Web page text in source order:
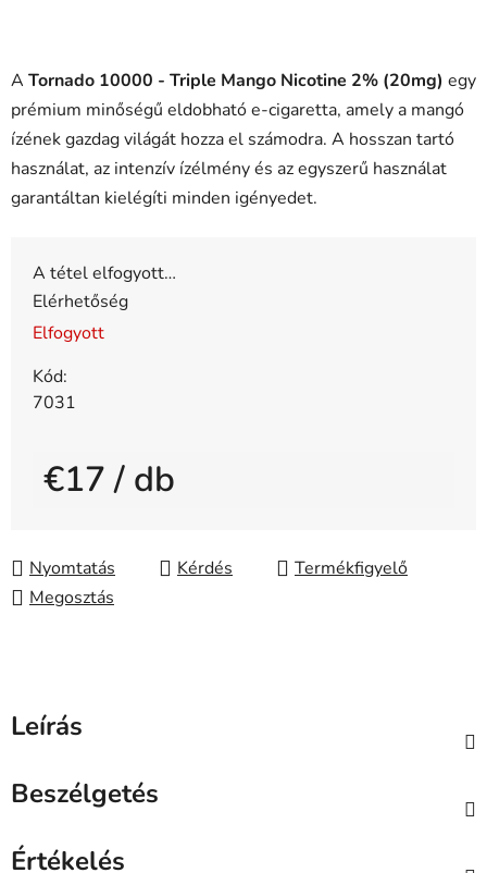
A Tornado 10000 - Triple Mango Nicotine 2% (20mg) egy
prémium minőségű eldobható e-cigaretta, amely a mangó
ízének gazdag világát hozza el számodra. A hosszan tartó
használat, az intenzív ízélmény és az egyszerű használat
garantáltan kielégíti minden igényedet.
A tétel elfogyott…
Elérhetőség
Elfogyott
Kód:
7031
€17/ db
Nyomtatás
Kérdés
Megosztás
Leírás
Beszélgetés
Értékelés